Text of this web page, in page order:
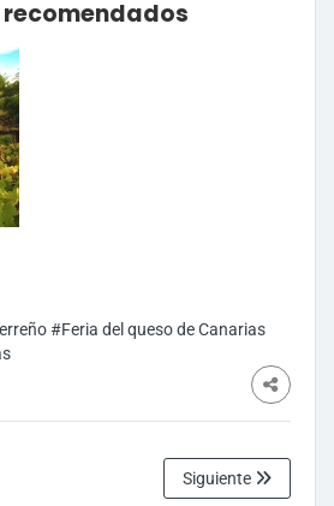
#Feria del queso de Canarias
Siguiente